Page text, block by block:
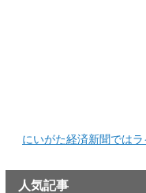
にいがた経済新聞では
人気記事